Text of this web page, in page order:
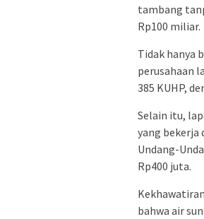
tambang
Rp100 miliar.
Tidak hanya
perusahaan
385 KUHP,
Selain itu,
yang bekerja
Undang-
Rp400 juta.
bahwa air